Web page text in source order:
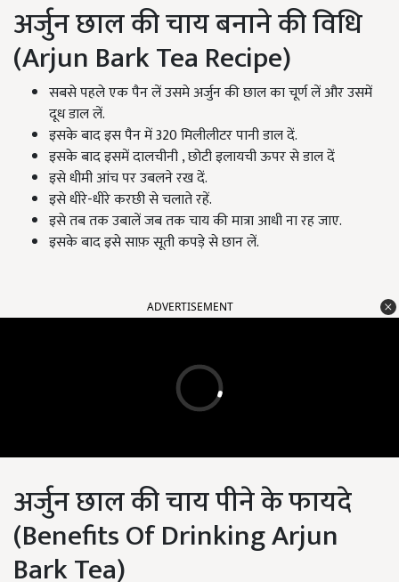
अर्जुन छाल की चाय बनाने की विधि
(Arjun Bark Tea Recipe)
सबसे पहले एक पैन लें उसमे अर्जुन की छाल का चूर्ण लें और उसमें
दूध डाल लें.
इसके बाद इस पैन में 320 मिलीलीटर पानी डाल दें.
इसके बाद इसमें दालचीनी , छोटी इलायची ऊपर से डाल दें
इसे धीमी आंच पर उबलने रख दें.
इसे धीरे-धीरे करछी से चलाते रहें.
इसे तब तक उबालें जब तक चाय की मात्रा आधी ना रह जाए.
इसके बाद इसे साफ़ सूती कपड़े से छान लें.
ADVERTISEMENT
अर्जुन छाल की चाय पीने के फायदे
(Benefits Of Drinking Arjun
Bark Tea)